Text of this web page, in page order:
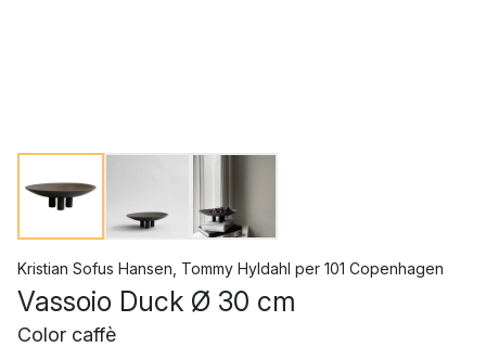
Kristian Sofus Hansen Tommy Hyldahl per 101 Copenhagen
Vassoio Duck Ø 30 cm
Color caffè